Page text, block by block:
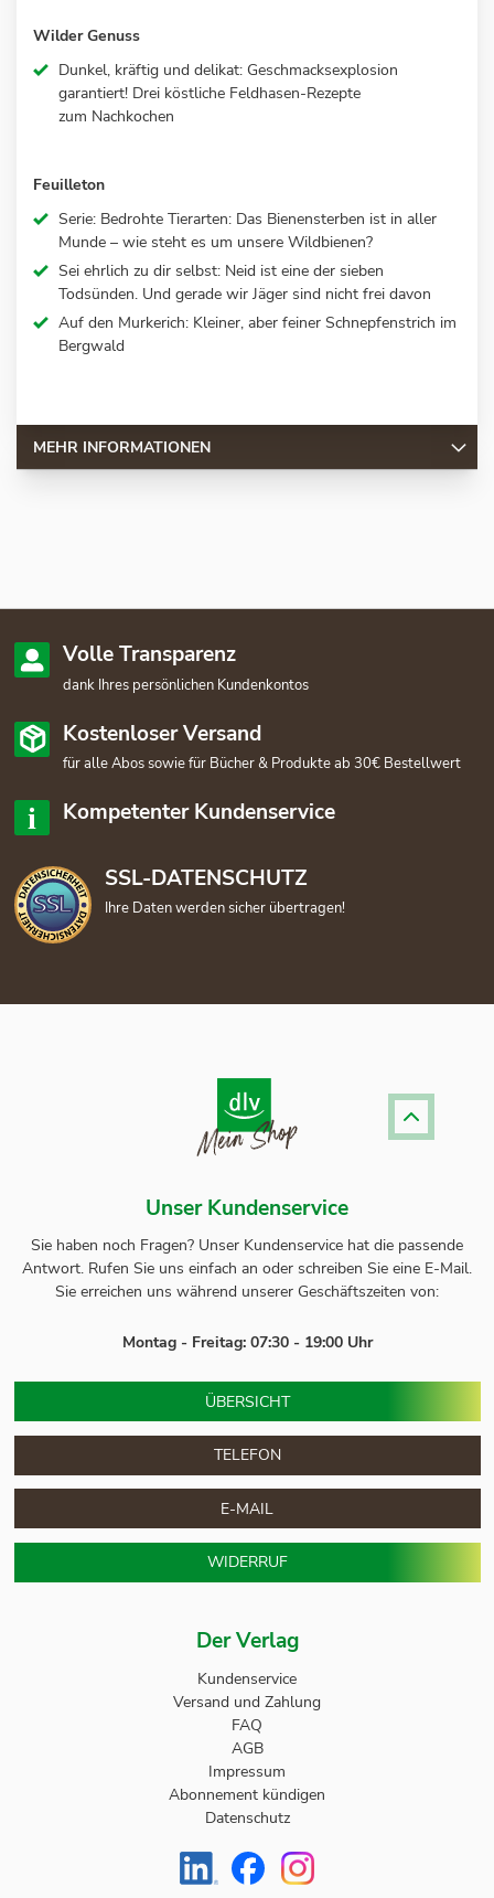
Wilder Genuss
Dunkel, kräftig und delikat: Geschmacksexplosion
garantiert! Drei köstliche Feldhasen-Rezepte
zum Nachkochen
Feuilleton
Serie: Bedrohte Tierarten: Das Bienensterben ist in aller
Munde – wie steht es um unsere Wildbienen?
Sei ehrlich zu dir selbst: Neid ist eine der sieben
Todsünden. Und gerade wir Jäger sind nicht frei davon
Auf den Murkerich: Kleiner, aber feiner Schnepfenstrich im
Bergwald
MEHR INFORMATIONEN
Volle Transparenz
dank Ihres persönlichen Kundenkontos
Kostenloser Versand
für alle Abos sowie für Bücher & Produkte ab 30€ Bestellwert
Kompetenter Kundenservice
SSL-DATENSCHUTZ
Ihre Daten werden sicher übertragen!
Der Verlag
Kundenservice
Versand und Zahlung
FAQ
AGB
Impressum
Abonnement kündigen
Datenschutz
Unser Kundenservice
Sie haben noch Fragen? Unser Kundenservice hat die passende
Antwort. Rufen Sie uns einfach an oder schreiben Sie eine E-Mail.
Sie erreichen uns während unserer Geschäftszeiten von:
Montag - Freitag: 07:30 - 19:00 Uhr
ÜBERSICHT
TELEFON
E-MAIL
WIDERRUF